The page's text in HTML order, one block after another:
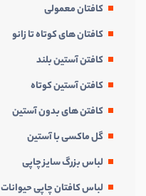
کافتان معمولی
کافتان های کوتاه تا زانو
کافتن آستین بلند
کافتن آستین کوتاه
کافتن های بدون آستین
گل ماکسی با آستین
لباس بزرگ سایز چاپی
لباس کافتان چاپی حیوانات